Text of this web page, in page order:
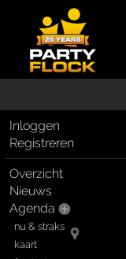
Inloggen
Registreren
Overzicht
Nieuws
Agenda
nu & straks
kaart